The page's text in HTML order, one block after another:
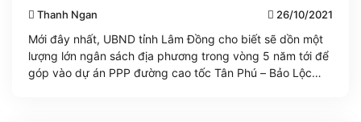
Thanh Ngan 26/10/2021
Mới đây nhất, UBND tỉnh Lâm Đồng cho biết sẽ dồn một
lượng lớn ngân sách địa phương trong vòng 5 năm tới để
góp vào dự án PPP đường cao tốc Tân Phú – Bảo Lộc